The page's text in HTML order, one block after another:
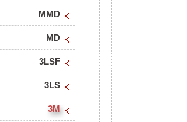
MMD
MD
3LSF
3LS
3M